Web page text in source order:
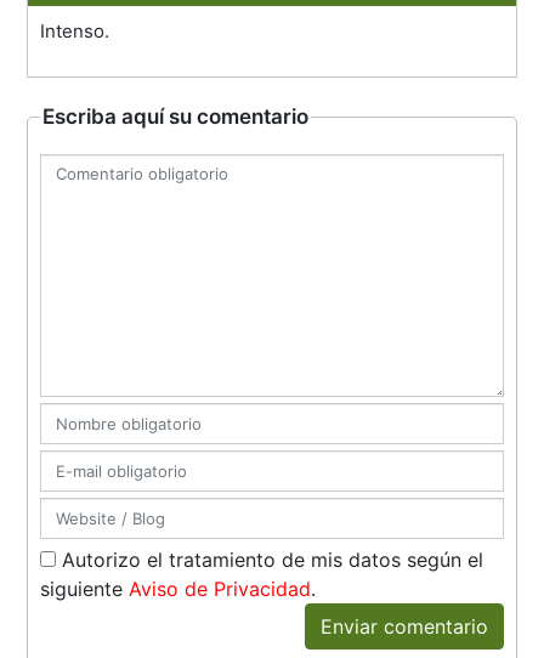
Intenso.
Escriba aquí su comentario
Autorizo el tratamiento de mis datos según el
siguienteAviso de Privacidad.
Enviar comentario